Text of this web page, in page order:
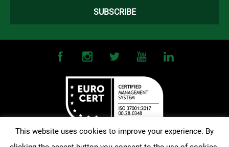
This website uses cookies to improve your experience. By